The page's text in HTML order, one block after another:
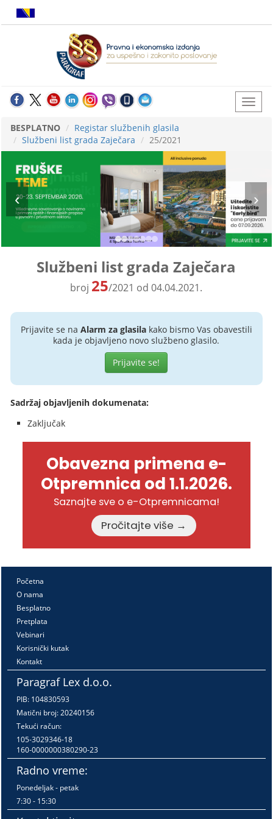
BESPLATNO
Registar službenih glasila
Službeni list grada Zaječara
25/2021
Službeni list grada Zaječara
broj 25/2021 od 04.04.2021.
Prijavite se na Alarm za glasilakako bismo Vas obavestili
kada je objavljeno novo službeno glasilo.
Prijavite se!
Sadržaj objavljenih dokumenata:
Zaključak
Obavezna primena e-
Otpremnica od 1.1.2026.
Saznajte sve o e-Otpremnicama!
Pročitajte više →
Početna
O nama
Besplatno
Pretplata
Vebinari
Korisnički kutak
Kontakt
Paragraf Lex d.o.o.
PIB: 104830593
Matični broj: 20240156
Tekući račun:
105-3029346-18
160-0000000380290-23
Radno vreme:
Ponedeljak - petak
7:30 - 15:30